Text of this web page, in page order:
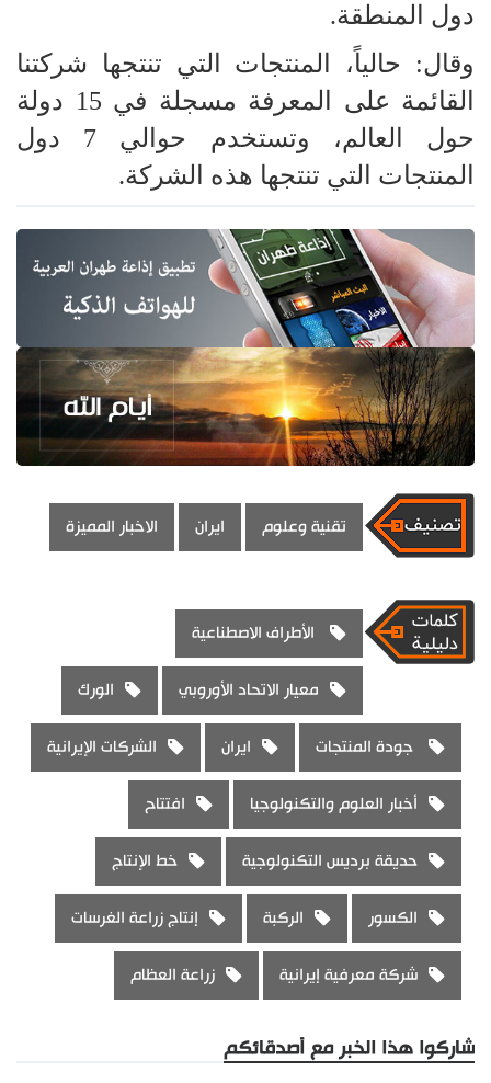
دول المنطقة.
وقال: حالياً، المنتجات التي تنتجها شركتنا
القائمة على المعرفة مسجلة في 15 دولة
حول العالم، وتستخدم حوالي 7 دول
المنتجات التي تنتجها هذه الشركة.
تقنية وعلوم ايران الاخبار المميزة
الأطراف الاصطناعية
معيار الاتحاد الأوروبي الورك
جودة المنتجات ايران الشركات الإيرانية
أخبار العلوم والتكنولوجيا افتتاح
حديقة برديس التكنولوجية خط الإنتاج
الكسور الركبة إنتاج زراعة الغرسات
شركة معرفية إيرانية زراعة العظام
شاركوا هذا الخبر مع أصدقائكم